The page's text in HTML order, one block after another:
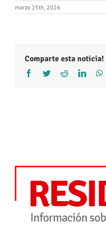
marzo 25th, 2026
Comparte esta
Facebook
TwitterReddit